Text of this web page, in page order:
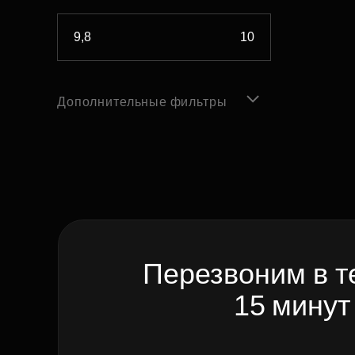
Дополнительные фильтры
Перезвоним в
15 минут